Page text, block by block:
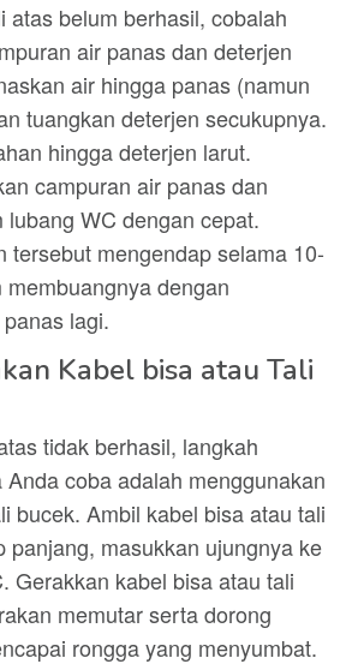
atas belum berhasil, cobalah
air panas dan deterjen
air hingga panas (namun
tuangkan deterjen secukupnya.
hingga deterjen larut.
campuran air panas dan
WC dengan cepat.
tersebut mengendap selama 10-
dengan
lagi.
Kabel bisa atau Tali
tidak berhasil, langkah
coba adalah menggunakan
bucek. Ambil kabel bisa atau tali
panjang, masukkan ujungnya ke
Gerakkan kabel bisa atau tali
memutar serta dorong
rongga yang menyumbat.